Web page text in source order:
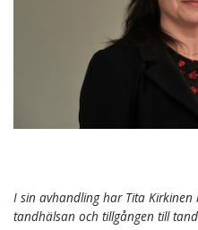
I sin avhandling har Tita
tandhälsan och tillgången till